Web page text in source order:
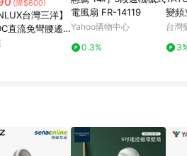
場網站公告為準。
(降$600)
台灣三洋】
直流免彎腰遙
EF-T16DRA1
電風扇 FR-14119
Yahoo購物中心
0.3%
變頻
台灣